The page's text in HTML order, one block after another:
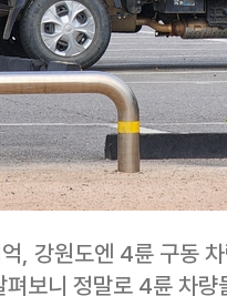
, 강원도엔 4륜 구동
펴보니 정말로 4륜 차